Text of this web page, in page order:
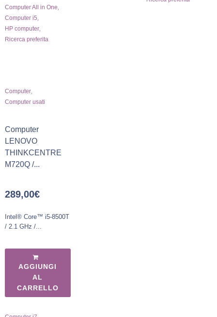
Computer All in One
Computer i5
HP computer
Ricerca preferita
Computer
Computer usati
Computer
LENOVO
THINKCENTRE
M720Q /...
289,00€
Intel® Core™ i5-8500T
/ 2.1 GHz /...
AGGIUNGI
AL
CARRELLO